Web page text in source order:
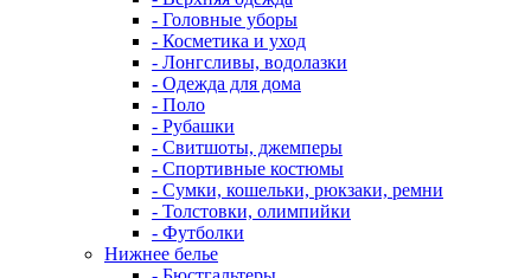
- Головные уборы
- Косметика и уход
- Лонгсливы, водолазки
- Одежда для дома
- Поло
- Рубашки
- Свитшоты, джемперы
- Спортивные костюмы
- Сумки, кошельки, рюкзаки, ремни
- Толстовки, олимпийки
- Футболки
Нижнее белье